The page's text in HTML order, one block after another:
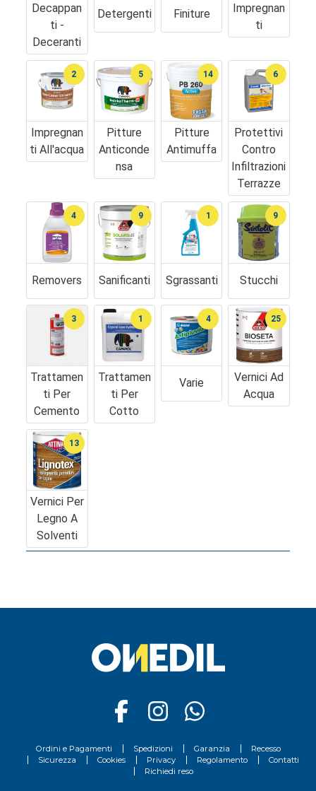
Decappan
Ti -
Deceranti
Detergenti Finiture
Impregnan
Ti
Impregnan
Ti All'acqua
2
Pitture
Anticonde
Nsa
5
Pitture
Antimuffa
14
Protettivi
Contro
Infiltrazioni
Terrazze
6
Removers
4
Sanificanti
9
Sgrassanti
1
Stucchi
9
Trattamen
Ti Per
Cemento
3
Trattamen
Ti Per
Cotto
1
Varie
4
Vernici Ad
Acqua
25
Vernici Per
Legno A
Solventi
13
Ordini e Pagamenti Spedizioni Garanzia
Recesso
Sicurezza
Cookies Privacy Regolamento
Contatti
Richiedi reso